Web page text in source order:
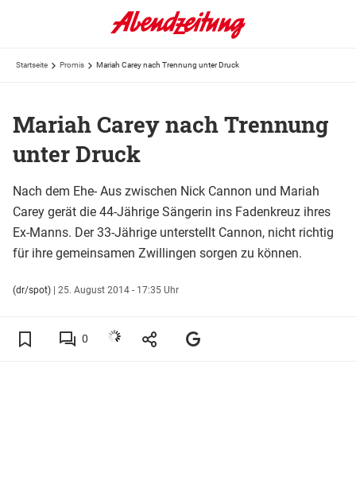
Startseite Promis Mariah Carey nach Trennung unter Druck
Mariah Carey nach Trennung
unter Druck
Nach dem Ehe- Aus zwischen Nick Cannon und Mariah
Carey gerät die 44-Jährige Sängerin ins Fadenkreuz ihres
Ex-Manns. Der 33-Jährige unterstellt Cannon, nicht richtig
für ihre gemeinsamen Zwillingen sorgen zu können.
(dr/spot) | 25. August 2014 - 17:35 Uhr
0